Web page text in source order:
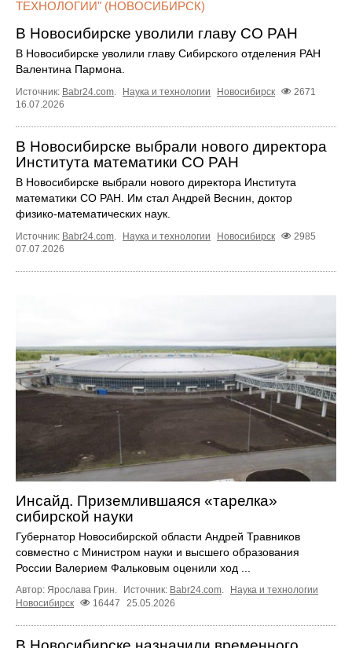
ТЕХНОЛОГИИ" (НОВОСИБИРСК)
В Новосибирске уволили главу СО РАН
В Новосибирске уволили главу Сибирского отделения РАН
Валентина Пармона.
Источник: Babr24.com. Наука и технологии Новосибирск
2671
16.07.2026
В Новосибирске выбрали нового директора
Института математики СО РАН
В Новосибирске выбрали нового директора Института
математики СО РАН. Им стал Андрей Веснин, доктор
физико-математических наук.
Источник: Babr24.com. Наука и технологии Новосибирск
2985
07.07.2026
Инсайд. Приземлившаяся «тарелка»
сибирской науки
Губернатор Новосибирской области Андрей Травников
совместно с Министром науки и высшего образования
России Валерием Фальковым оценили ход ...
Автор: Ярослава Грин. Источник: Babr24.com
Наука и технологии
Новосибирск
16447 25.05.2026